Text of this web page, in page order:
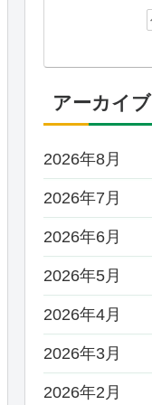
アーカイブ
2026年8月
2026年7月
2026年6月
2026年5月
2026年4月
2026年3月
2026年2月